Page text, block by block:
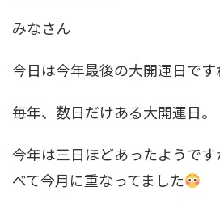
みなさん
今日は今年最後の大開運日です
毎年、数日だけある大開運日。
今年は三日ほどあったようで
べて今月に重なってました